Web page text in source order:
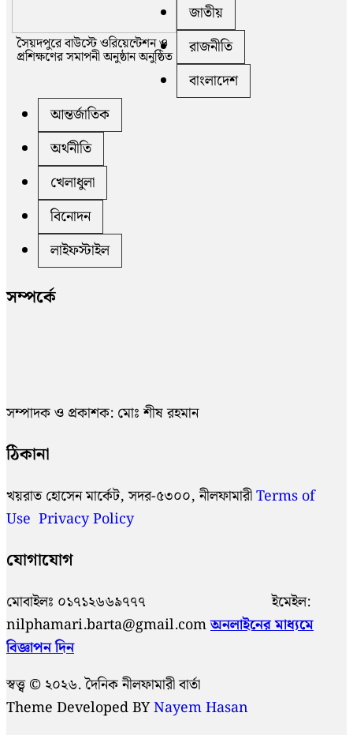
সৈয়দপুরে বাউস্টে ওরিয়েন্টেশন ও
প্রশিক্ষণের সমাপনী অনুষ্ঠান অনুষ্ঠিত
জাতীয়
রাজনীতি
বাংলাদেশ
আন্তর্জাতিক
অর্থনীতি
খেলাধুলা
বিনোদন
লাইফস্টাইল
সম্পর্কে
সম্পাদক ও প্রকাশক: মোঃ শীষ রহমান
ঠিকানা
খয়রাত হোসেন মার্কেট, সদর-৫৩০০, নীলফামারীTerms of
Use Privacy Policy
যোগাযোগ
মোবাইলঃ ০১৭১২৬৬৯৭৭৭ ইমেইল:
nilphamari.barta@gmail.comঅনলাইনের মাধ্যমে
বিজ্ঞাপন দিন
স্বত্ত্ব © ২০২৬. দৈনিক নীলফামারী বার্তা
Theme Developed BYNayem Hasan